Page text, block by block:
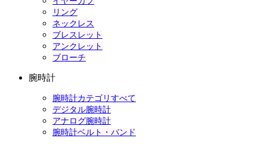
リング
ネックレス
ブレスレット
アンクレット
ブローチ
腕時計
腕時計カテゴリすべて
デジタル腕時計
アナログ腕時計
腕時計ベルト・バンド